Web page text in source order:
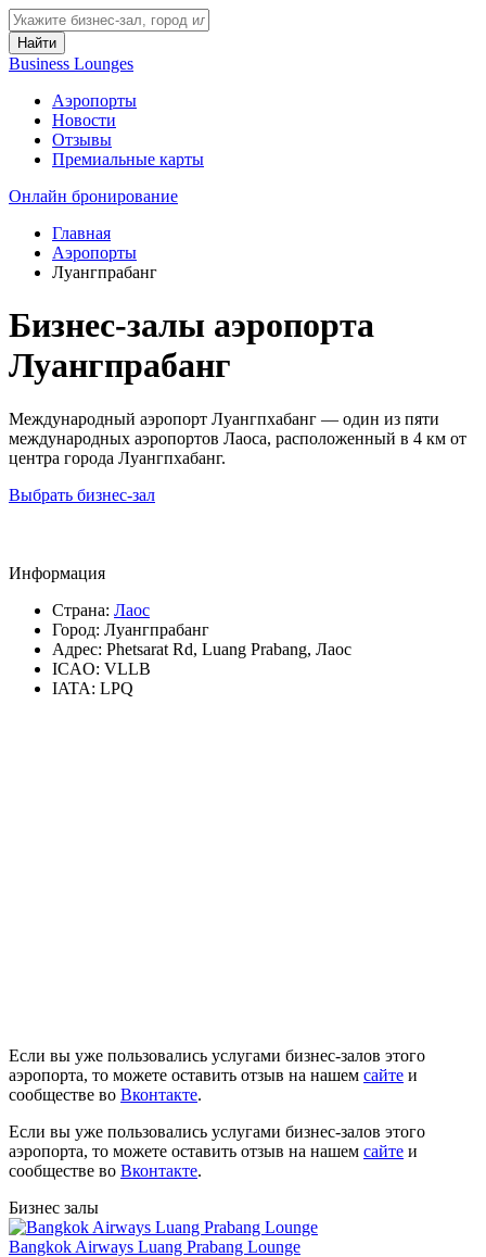
Найти
Business Lounges
Аэропорты
Новости
Отзывы
Премиальные карты
Онлайн бронирование
Главная
Аэропорты
Луангпрабанг
Бизнес-залы аэропорта
Луангпрабанг
Международный аэропорт Луангпхабанг — один из пяти
международных аэропортов Лаоса, расположенный в 4 км от
центра города Луангпхабанг.
Выбрать бизнес-зал
Информация
Страна: Лаос
Город: Луангпрабанг
Адрес: Phetsarat Rd, Luang Prabang, Лаос
ICAO: VLLB
IATA: LPQ
Если вы уже пользовались услугами бизнес-залов этого
аэропорта, то можете оставить отзыв на нашем сайте и
сообществе во Вконтакте.
Если вы уже пользовались услугами бизнес-залов этого
аэропорта, то можете оставить отзыв на нашем сайте и
сообществе во Вконтакте.
Бизнес залы
Bangkok Airways Luang Prabang Lounge